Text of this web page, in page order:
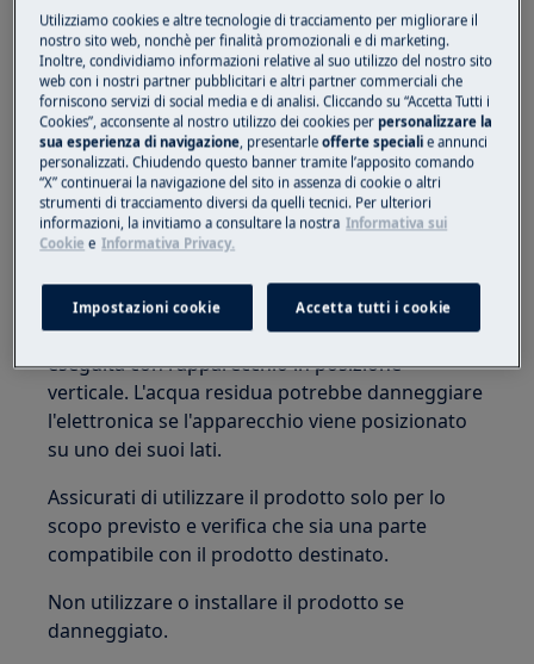
ATTENZIONE!PERICOLO DI SOFFOCAMENTO
Parti piccole non adatte a bambini sotto i 3 anni.
Tenere tutte le parti piccole e l'imballaggio fuori
dalla portata dei bambini.
Solo gli adulti dovrebbero usare o installare il
prodotto.
Prima di qualsiasi operazione di manutenzione,
chiudere l'alimentazione idrica dell'apparecchio.
Svuotare sempre l'apparecchio da tutta l'acqua.
Qualsiasi manutenzione dovrebbe essere
eseguita con l'apparecchio in posizione
verticale. L'acqua residua potrebbe danneggiare
l'elettronica se l'apparecchio viene posizionato
su uno dei suoi lati.
Assicurati di utilizzare il prodotto solo per lo
scopo previsto e verifica che sia una parte
compatibile con il prodotto destinato.
Non utilizzare o installare il prodotto se
danneggiato.
Utilizziamo cookies e altre tecnologie di tracciamento per migliorare il
nostro sito web, nonchè per finalità promozionali e di marketing.
Inoltre, condividiamo informazioni relative al suo utilizzo del nostro sito
web con i nostri partner pubblicitari e altri partner commerciali che
forniscono servizi di social media e di analisi. Cliccando su “Accetta Tutti i
Cookies”, acconsente al nostro utilizzo dei cookies perpersonalizzare la
sua esperienza di navigazione, presentarleofferte speciali e annunci
personalizzati. Chiudendo questo banner tramite l’apposito comando
“X” continuerai la navigazione del sito in assenza di cookie o altri
strumenti di tracciamento diversi da quelli tecnici. Per ulteriori
informazioni, la invitiamo a consultare la nostra Informativa sui
Cookie e Informativa Privacy.
Impostazioni cookie Accetta tutti i cookie